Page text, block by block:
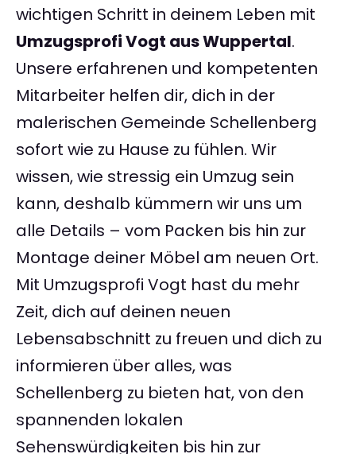
wichtigen Schritt in deinem Leben mit
Umzugsprofi Vogt aus Wuppertal.
Unsere erfahrenen und kompetenten
Mitarbeiter helfen dir, dich in der
malerischen Gemeinde Schellenberg
sofort wie zu Hause zu fühlen. Wir
wissen, wie stressig ein Umzug sein
kann, deshalb kümmern wir uns um
alle Details – vom Packen bis hin zur
Montage deiner Möbel am neuen Ort.
Mit Umzugsprofi Vogt hast du mehr
Zeit, dich auf deinen neuen
Lebensabschnitt zu freuen und dich zu
informieren über alles, was
Schellenberg zu bieten hat, von den
spannenden lokalen
Sehenswürdigkeiten bis hin zur